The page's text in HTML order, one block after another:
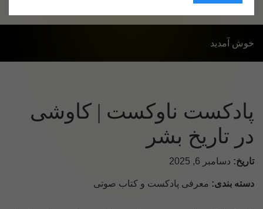
خوش آمدید
پادکست ناوکست | کاوشی
در تاریخ بشر
تاریخ: دسامبر 6, 2025
دسته بندی: معرفی پادکست و کتاب صوتی